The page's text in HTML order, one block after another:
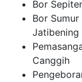
Bor
Bor
Jatibening
Canggih